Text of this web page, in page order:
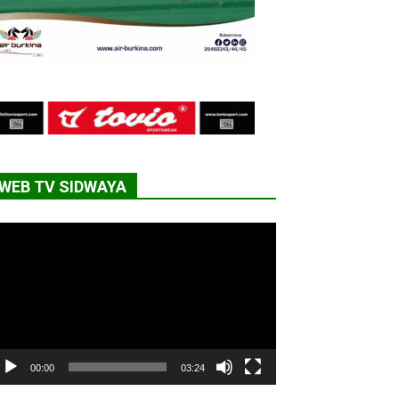
TV SIDWAYA
00:00 03:24